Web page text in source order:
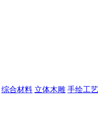
综合材料 立体木雕 手绘工艺